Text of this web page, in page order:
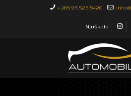
+385 95 525 5420
Njuškalo